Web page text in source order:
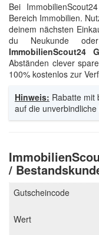
Bei
Bereich Immobilien.
deinem nächsten
du Neukunde
ImmobilienScout24
Abständen clever
100% kostenlos zur
Hinweis: Rabatte mit
auf die
/